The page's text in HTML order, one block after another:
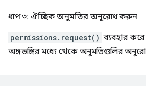
ধাপ ৩: ঐচ্ছিক অনুমতির অনুরোধ করুন
permissions.request() ব্যবহার করে
অঙ্গভঙ্গির মধ্যে থেকে অনুমতিগুলির